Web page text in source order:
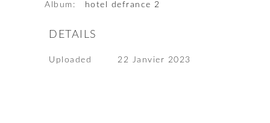
Album: hotel defrance 2
DETAILS
Uploaded 22 Janvier 2023